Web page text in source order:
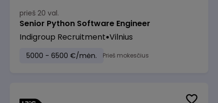
prieš 20 val.
Senior Python Software Engineer
Indigroup Recruitment Vilnius
5000 - 6500 €/mėn. Prieš mokesčius